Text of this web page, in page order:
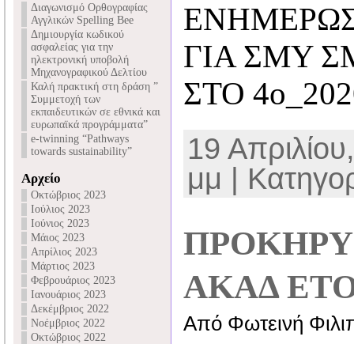
Διαγωνισμό Ορθογραφίας
Αγγλικών Spelling Bee
Δημιουργία κωδικού
ασφαλείας για την
ηλεκτρονική υποβολή
Μηχανογραφικού Δελτίου
Καλή πρακτική στη δράση ”
Συμμετοχή των
εκπαιδευτικών σε εθνικά και
ευρωπαϊκά προγράμματα”
e-twinning “Pathways
towards sustainability”
Αρχείο
Οκτώβριος 2023
Ιούλιος 2023
Ιούνιος 2023
Μάιος 2023
Απρίλιος 2023
Μάρτιος 2023
Φεβρουάριος 2023
Ιανουάριος 2023
Δεκέμβριος 2022
Νοέμβριος 2022
Οκτώβριος 2022
ΓΙΑ ΣΜΥ
ΣΤΟ
19
μμ |
ΑΚΑΔ
Από Φωτεινή